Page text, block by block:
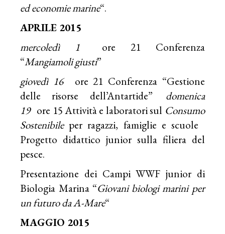
ed economie marine“.
APRILE 2015
mercoledì 1
ore 21 Conferenza
“Mangiamoli giusti”
giovedì 16
ore 21 Conferenza “Gestione
delle risorse dell’Antartide” domenica
19ore 15 Attività e laboratori sul Consumo
Sostenibileper ragazzi, famiglie e scuole
Progetto didattico junior sulla filiera del
pesce.
Presentazione dei Campi WWF junior di
Biologia Marina “Giovani biologi marini per
un futuro da A-Mare“
MAGGIO 2015